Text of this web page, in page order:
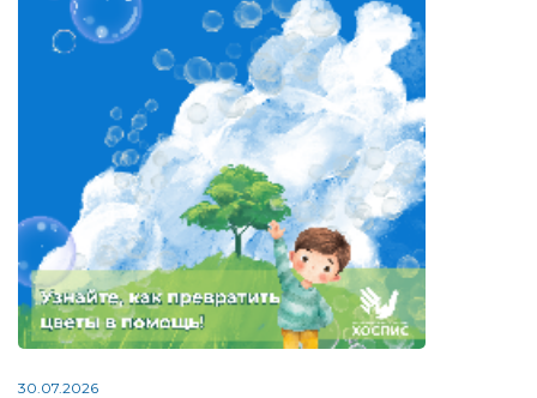
30.07.2026